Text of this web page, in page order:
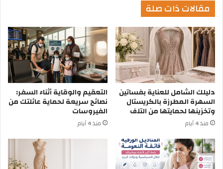
مقالات ذات صلة
دليلك الشامل للعناية بفساتين
السهرة المطرزة بالكريستال
وتخزينها لحمايتها من التلف
منذ 4 أيام
التعقيم والوقاية أثناء السفر:
نصائح سريعة لحماية عائلتك من
الفيروسات
منذ 4 أيام